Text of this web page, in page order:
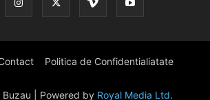
Politica de Confidentialiatate
| Powered by Royal Media Ltd.